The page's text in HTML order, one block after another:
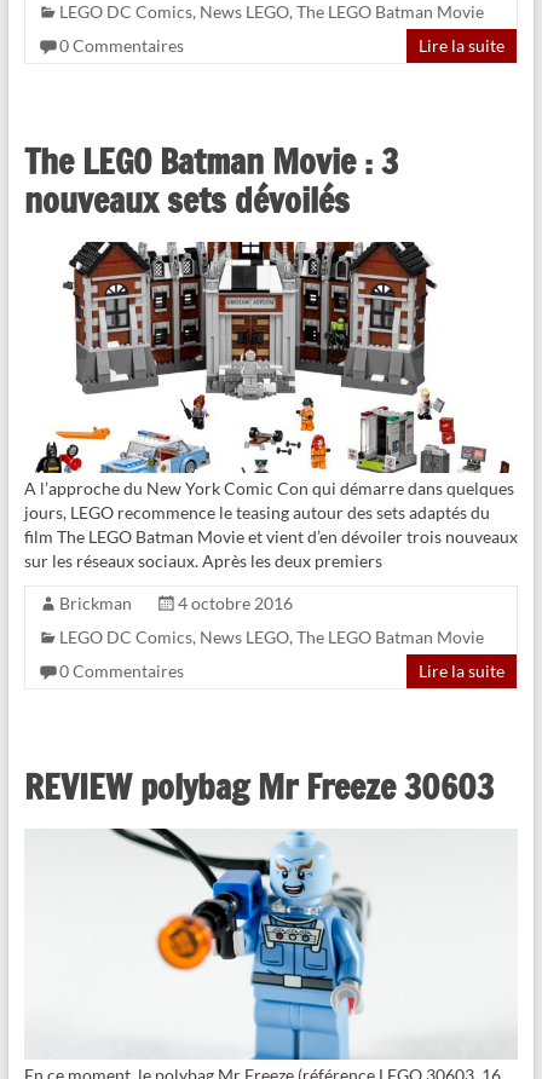
LEGO DC Comics, News LEGO,The LEGO Batman Movie
0 Commentaires
Lire la suite
The LEGO Batman Movie : 3
nouveaux sets dévoilés
A l’approche du New York Comic Con qui démarre dans quelques
jours, LEGO recommence le teasing autour des sets adaptés du
film The LEGO Batman Movie et vient d’en dévoiler trois nouveaux
sur les réseaux sociaux. Après les deux premiers
Brickman
4 octobre 2016
LEGO DC Comics, News LEGO, The LEGO Batman Movie
0 Commentaires
Lire la suite
REVIEW polybag Mr Freeze 30603